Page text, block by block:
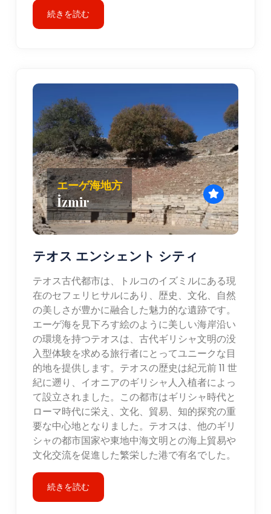
続きを読む
エーゲ海地方
İzmir
テオス エンシェント シティ
テオス古代都市は、トルコのイズミルにある現
在のセフェリヒサルにあり、歴史、文化、自然
の美しさが豊かに融合した魅力的な遺跡です。
エーゲ海を見下ろす絵のように美しい海岸沿い
の環境を持つテオスは、古代ギリシャ文明の没
入型体験を求める旅行者にとってユニークな目
的地を提供します。テオスの歴史は紀元前 11 世
紀に遡り、イオニアのギリシャ人入植者によっ
て設立されました。この都市はギリシャ時代と
ローマ時代に栄え、文化、貿易、知的探究の重
要な中心地となりました。テオスは、他のギリ
シャの都市国家や東地中海文明との海上貿易や
文化交流を促進した繁栄した港で有名でした。
続きを読む